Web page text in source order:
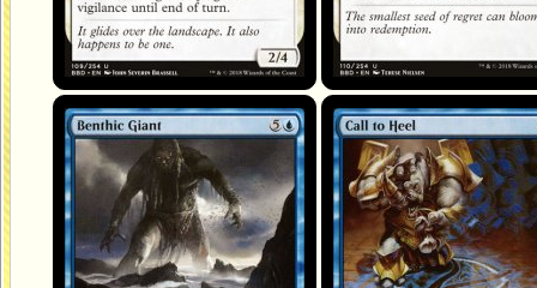
Géant benthique Appel au devoir